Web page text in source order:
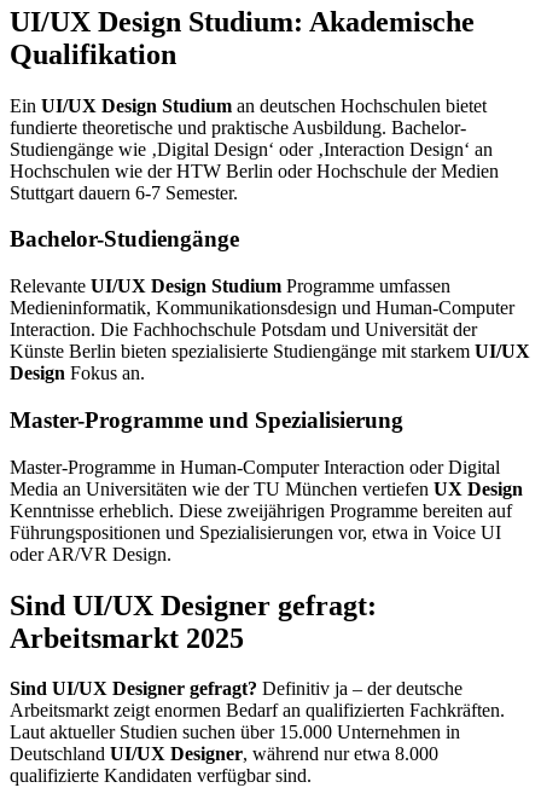
UI/UX Design Studium: Akademische
Qualifikation
Ein UI/UX Design Studium an deutschen Hochschulen bietet
fundierte theoretische und praktische Ausbildung. Bachelor-
Studiengänge wie ‚Digital Design‘ oder ‚Interaction Design‘ an
Hochschulen wie der HTW Berlin oder Hochschule der Medien
Stuttgart dauern 6-7 Semester.
Bachelor-Studiengänge
Relevante UI/UX Design Studium Programme umfassen
Medieninformatik, Kommunikationsdesign und Human-Computer
Interaction. Die Fachhochschule Potsdam und Universität der
Künste Berlin bieten spezialisierte Studiengänge mit starkem UI/UX
Design Fokus an.
Master-Programme und Spezialisierung
Master-Programme in Human-Computer Interaction oder Digital
Media an Universitäten wie der TU München vertiefen UX Design
Kenntnisse erheblich. Diese zweijährigen Programme bereiten auf
Führungspositionen und Spezialisierungen vor, etwa in Voice UI
oder AR/VR Design.
Sind UI/UX Designer gefragt:
Arbeitsmarkt 2025
Sind UI/UX Designer gefragt? Definitiv ja – der deutsche
Arbeitsmarkt zeigt enormen Bedarf an qualifizierten Fachkräften.
Laut aktueller Studien suchen über 15.000 Unternehmen in
Deutschland UI/UX Designer, während nur etwa 8.000
qualifizierte Kandidaten verfügbar sind.